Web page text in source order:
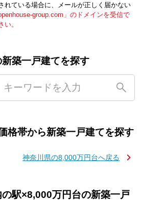
れている場合に、メールが正しく届かない
group.com」のドメインを受信で
い。
築一戸建てを探す
格帯から新築一戸建てを探す
神奈川県の8,000万円台へ戻る
駅×8,000万円台の新築一戸